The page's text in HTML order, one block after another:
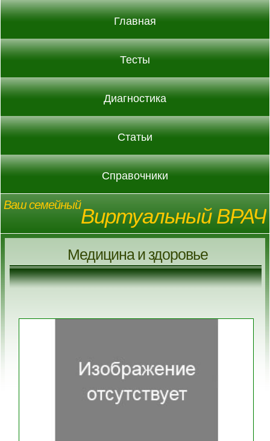
Главная
Тесты
Диагностика
Статьи
Справочники
Ваш семейныйВиртуальный ВРАЧ
Медицина и здоровье